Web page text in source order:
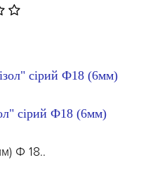
сірий Ф18 (6мм)
Ф 18..